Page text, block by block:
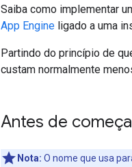
Saiba como implementar
App Engine ligado a uma
Partindo do princípio de
custam normalmente
Antes de
Nota: O nome que usa